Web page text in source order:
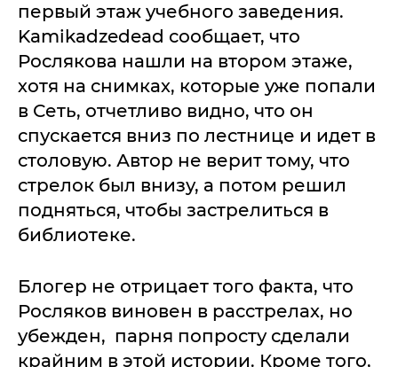
первый этаж учебного заведения.
Kamikadzedead сообщает, что
Рослякова нашли на втором этаже,
хотя на снимках, которые уже попали
в Сеть, отчетливо видно, что он
спускается вниз по лестнице и идет в
столовую. Автор не верит тому, что
стрелок был внизу, а потом решил
подняться, чтобы застрелиться в
библиотеке.
Блогер не отрицает того факта, что
Росляков виновен в расстрелах, но
убежден, парня попросту сделали
крайним в этой истории. Кроме того,